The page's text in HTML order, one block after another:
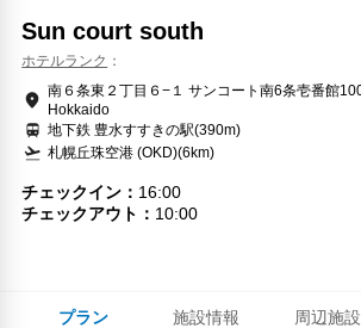
プラン 施設情報 周辺施設
Sun court south
ホテルランク
南６条東２丁目６−１ サンコート南6条壱番館
Hokkaido
地下鉄 豊水すすきの駅(390m)
札幌丘珠空港 (OKD)(6km)
チェックイン
16:00
チェックアウト
10:00